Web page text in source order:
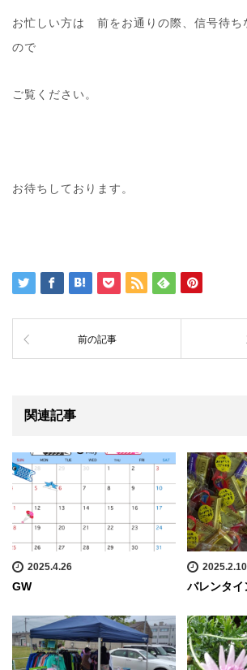
お忙しい方は 前をお通りの際、信号待ち
ので
ご覧ください。
お待ちしております。
前の記事
関連記事
2025.4.26
GW
2025.2.10
バレンタイ